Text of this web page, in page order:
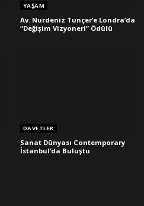
YAŞAM
Av. Nurdeniz Tunçer’e Londra’da
“Değişim Vizyoneri” Ödülü
DAVETLER
Sanat Dünyası Contemporary
İstanbul’da Buluştu